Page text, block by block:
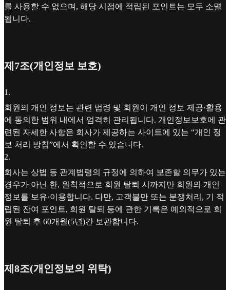
를 사용할 수 없으며, 해당 시점에 적립된 포인트는 모두 소멸
됩니다.
제7조(개인정보 보호)
1 .
회원의 개인 정보는 관련 법령 및 회원이 개인 정보 제공·활용
에 동의한 범위 내에서 엄격히 관리됩니다. 개인정보보호에 관
련된 자세한 사항은 회사가 제공하는 사이트에 있는 “개인 정
보 처리 방침”에서 확인할 수 있습니다.
2.
회사는 상법 등 관계법령의 규정에 의하여 보존할 의무가 있는
경우가 아닌 한, 원칙적으로 회원 탈퇴 시까지만 회원의 개인
정보를 보유·이용합니다. 다만, 고객불만 또는 분쟁처리, 기 적
립된 잔여 포인트, 회원 탈퇴 등에 관한 기록은 예외적으로 회
원 탈퇴 후 60개월(5년)간 보관합니다.
제8조(개인정보의 위탁)